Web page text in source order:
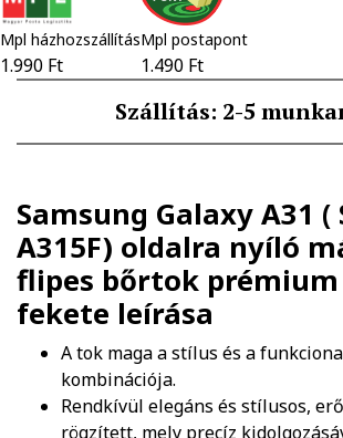
Mpl házhozszállítás
1.990 Ft
Mpl postapont
1.490 Ft
Szállítás: 2-5
Samsung Galaxy A31 (
A315F) oldalra nyíló
flipes bőrtok prémium
fekete leírása
A tok maga a stílus és a
kombinációja.
Rendkívül elegáns és stílusos,
rögzített, mely precíz